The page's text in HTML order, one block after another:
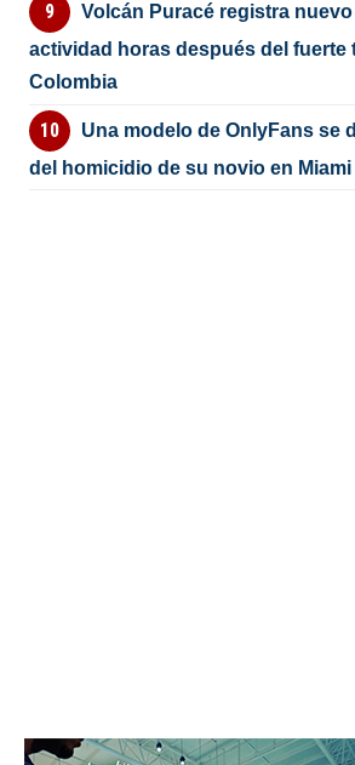
Volcán Puracé registra
actividad horas después del fuerte
Colombia
Una modelo de OnlyFans se
del homicidio de su novio en Miami